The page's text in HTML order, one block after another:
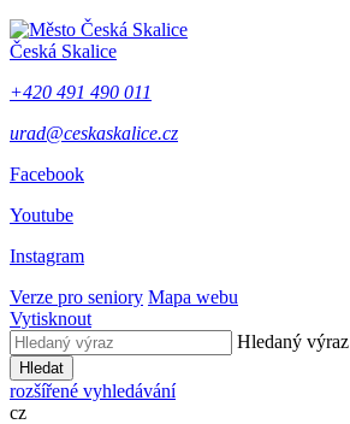
Česká Skalice
+420 491 490 011
urad@ceskaskalice.cz
Facebook
Youtube
Instagram
Verze pro seniory Mapa webu
Vytisknout
Hledaný výraz
Hledat
rozšířené vyhledávání
cz